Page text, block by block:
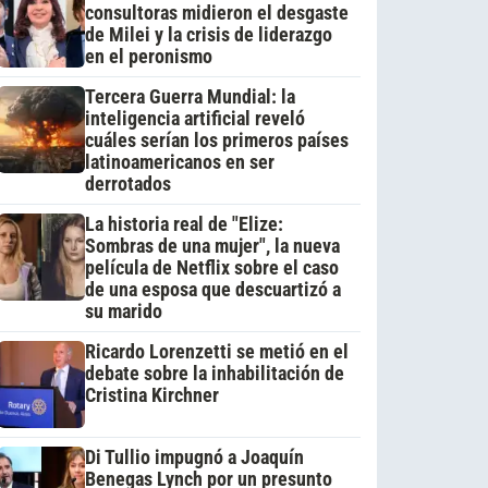
consultoras midieron el desgaste
de Milei y la crisis de liderazgo
en el peronismo
Tercera Guerra Mundial: la
inteligencia artificial reveló
cuáles serían los primeros países
latinoamericanos en ser
derrotados
La historia real de "Elize:
Sombras de una mujer", la nueva
película de Netflix sobre el caso
de una esposa que descuartizó a
su marido
Ricardo Lorenzetti se metió en el
debate sobre la inhabilitación de
Cristina Kirchner
Di Tullio impugnó a Joaquín
Benegas Lynch por un presunto